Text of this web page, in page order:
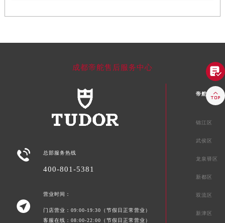
成都帝舵售后服务中心
 总部服务热线
400-801-5381

营业时间：
门店营业：09:00-19:30（节假日正常营业）
客服在线：08:00-22:00（节假日正常营业）
帝舵成都市
锦江区
武侯区
龙泉驿区
新都区
双流区
新津区

